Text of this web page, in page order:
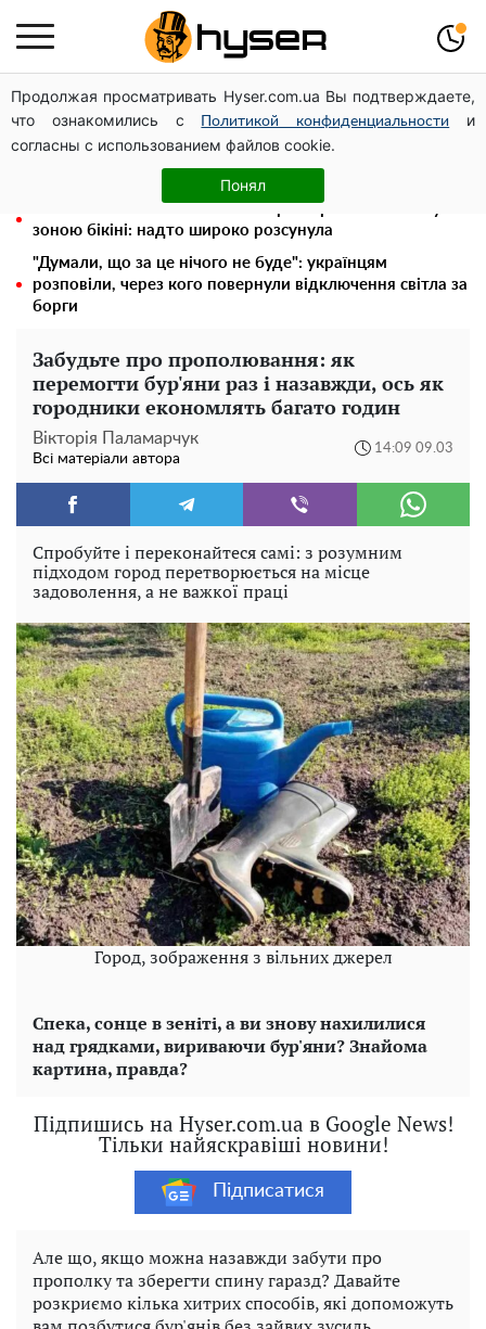
Продолжая просматривать Hyser.com.ua Вы подтверждаете,
что ознакомились с
Политикой конфиденциальности
и
согласны с использованием файлов cookie.
Понял
Олена Тополя злив відео – це далеко не все: фронтмен
"Антитіла" Тарас Тополя став наступним
Повністю гола Анна Трінчер блиснула "принадами":
таких розмірів ви ще не бачили
зоною бікіні: надто широко розсунула
"Думали, що за це нічого не буде": українцям
розповіли, через кого повернули відключення світла за
борги
Забудьте про прополювання: як
перемогти бур'яни раз і назавжди, ось як
городники економлять багато годин
Вікторія Паламарчук
Всі матеріали автора
14:09 09.03
Спробуйте і переконайтеся самі: з розумним
підходом город перетворюється на місце
задоволення, а не важкої праці
Город, зображення з вільних джерел
Спека, сонце в зеніті, а ви знову нахилилися
над грядками, вириваючи бур'яни? Знайома
картина, правда?
Підпишись на Hyser.com.ua в Google News!
Тільки найяскравіші новини!
Підписатися
Але що, якщо можна назавжди забути про
прополку та зберегти спину гаразд? Давайте
розкриємо кілька хитрих способів, які допоможуть